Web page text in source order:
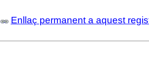
Enllaç permanent a aquest